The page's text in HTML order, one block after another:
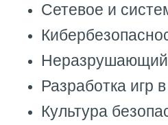
Сетевое и
Неразрушающий
Разработка игр
Культура